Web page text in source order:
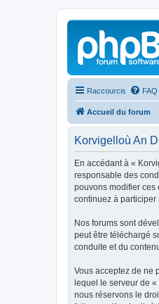
Raccourcis FAQ
Accueil du forum
Korvigelloù An
En accédant à «
responsable des
pouvons modifier ces
continuez à participer
Nos forums sont
peut être téléchargé
conduite et du
Vous acceptez de ne
lequel le serveur de
nous réservons le